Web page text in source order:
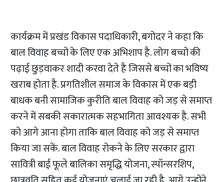
कार्यक्रम में प्रखंड विकास पदाधिकारी, बगोदर ने कहा कि
बाल विवाह बच्चों के लिए एक अभिशाप है. लोग बच्चों की
पढ़ाई छुड़वाकर शादी करवा देते है जिससे बच्चों का भविष्य
खराब होता है. प्रगतिशील समाज के विकास में एक बड़ी
बाधक बनी सामाजिक कुरीति बाल विवाह को जड़ से समाप्त
करने में सबकी सकारात्मक सहभागिता आवश्यक है. सभी
को आगे आना होगा ताकि बाल विवाह को जड़ से समाप्त
किया जा सकें. बाल विवाह रोकने के लिए सरकार द्वारा
सावित्री बाई फूले बालिका समृद्धि योजना, स्पॉन्सरशिप,